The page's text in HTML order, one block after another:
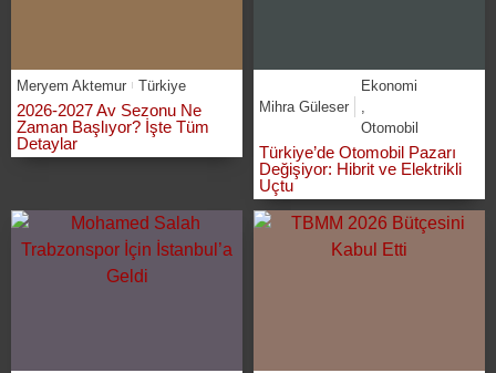
Meryem Aktemur Türkiye
2026-2027 Av Sezonu Ne
Zaman Başlıyor? İşte Tüm
Detaylar
Mihra Güleser
Ekonomi
Otomobil
Türkiye’de Otomobil Pazarı
Değişiyor: Hibrit ve Elektrikli
Uçtu